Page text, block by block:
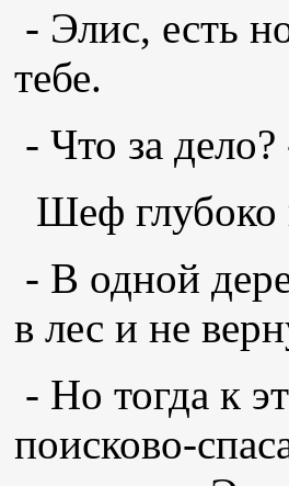
- Элис, есть
тебе.
- Что за
Шеф глубоко
- В одной
в лес и не
- Но тогда к
поисково-